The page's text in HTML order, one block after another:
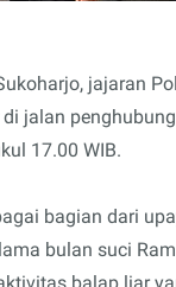
jajaran
jalan
17.00 WIB.
bagian dari
bulan suci